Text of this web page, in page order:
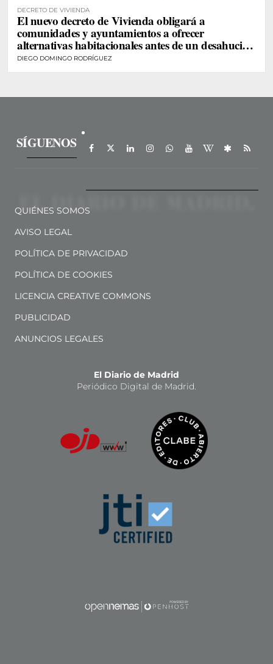
DECRETO DE VIVIENDA
El nuevo decreto de Vivienda obligará a
comunidades y ayuntamientos a ofrecer
alternativas habitacionales antes de un desahucio
de personas vulnerables
DIEGO DOMINGO RODRÍGUEZ
SÍGUENOS
QUIÉNES SOMOS
AVISO LEGAL
POLÍTICA DE PRIVACIDAD
POLÍTICA DE COOKIES
LICENCIA CREATIVE COMMONS
PUBLICIDAD
ANUNCIOS LEGALES
El Diario de Madrid
Periódico Digital de Madrid.